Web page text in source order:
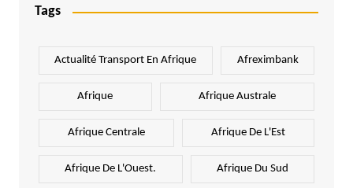
Tags
Actualité Transport En Afrique Afreximbank
Afrique Afrique Australe
Afrique Centrale Afrique De L'Est
Afrique De L'Ouest. Afrique Du Sud